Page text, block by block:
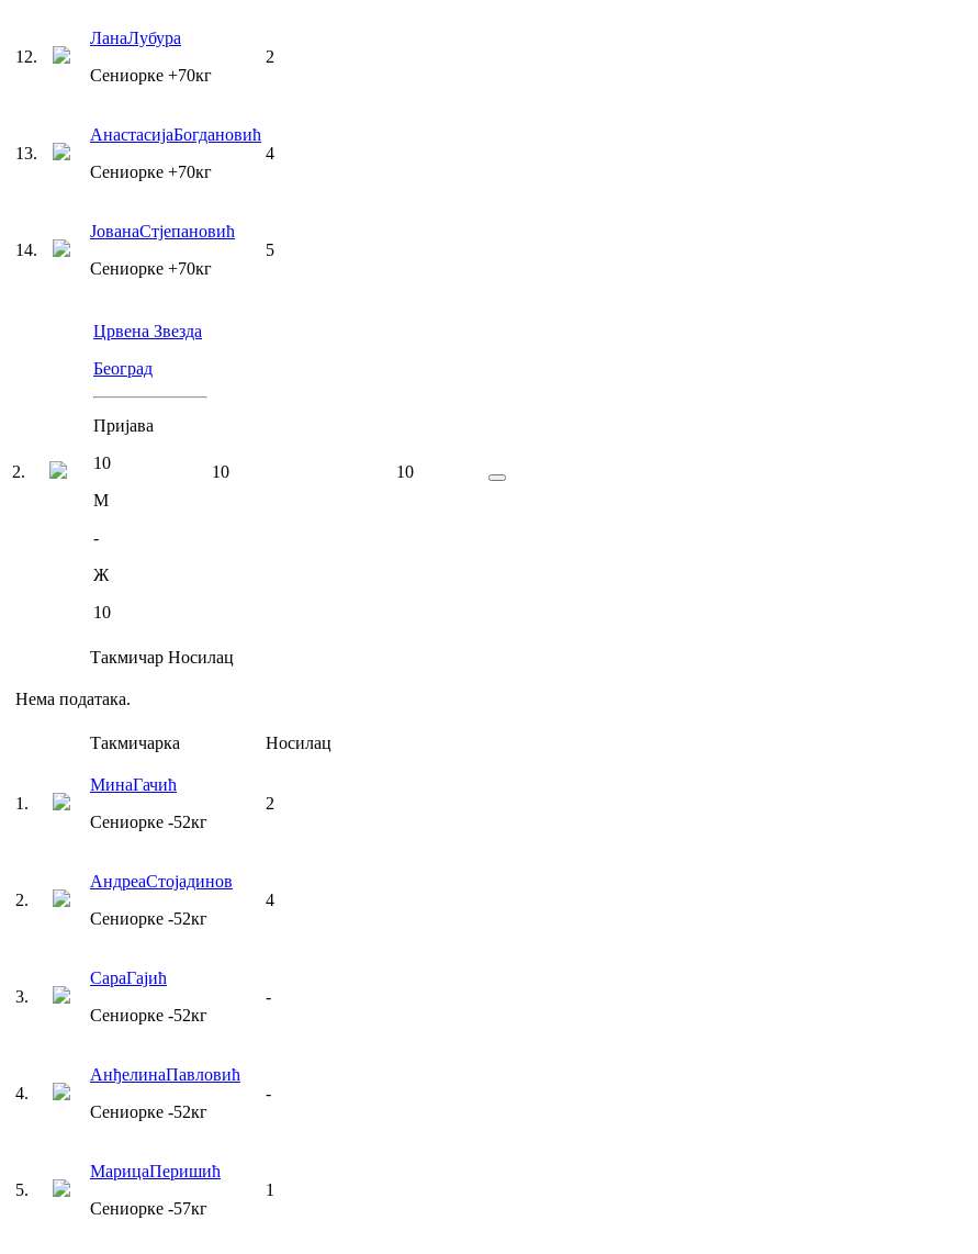
12.
ЛанаЛубура
Сениорке +70кг
2
13.
АнастасијаБогдановић
Сениорке +70кг
4
14.
ЈованаСтјепановић
Сениорке +70кг
5
2.
Црвена Звезда
Београд
Пријава
10
М
-
Ж
10
10 10
Такмичар Носилац
Нема података.
Такмичарка Носилац
1 .
МинаГачић
Сениорке -52кг
2
2.
АндреаСтојадинов
Сениорке -52кг
4
3.
СараГајић
Сениорке -52кг
-
4.
АнђелинаПавловић
Сениорке -52кг
-
5.
МарицаПеришић
Сениорке -57кг
1